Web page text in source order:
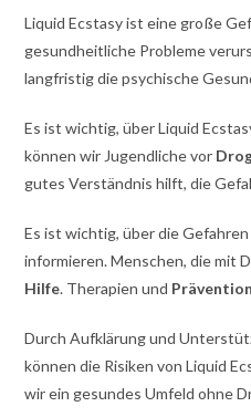
Liquid Ecstasy ist eine große
gesundheitliche Probleme
langfristig die psychische
Es ist wichtig, über Liquid
können wir Jugendliche vor
gutes Verständnis hilft, die
Es ist wichtig, über die
informieren. Menschen, die mit
Hilfe. Therapien und
Durch Aufklärung und
können die Risiken von Liquid
wir ein gesundes Umfeld ohne